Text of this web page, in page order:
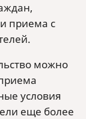
приема с
можно
условия
еще более